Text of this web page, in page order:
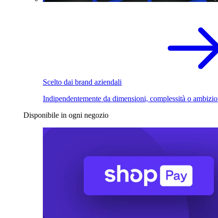
Scelto dai brand aziendali
Indipendentemente da dimensioni, complessità o
Disponibile in ogni negozio